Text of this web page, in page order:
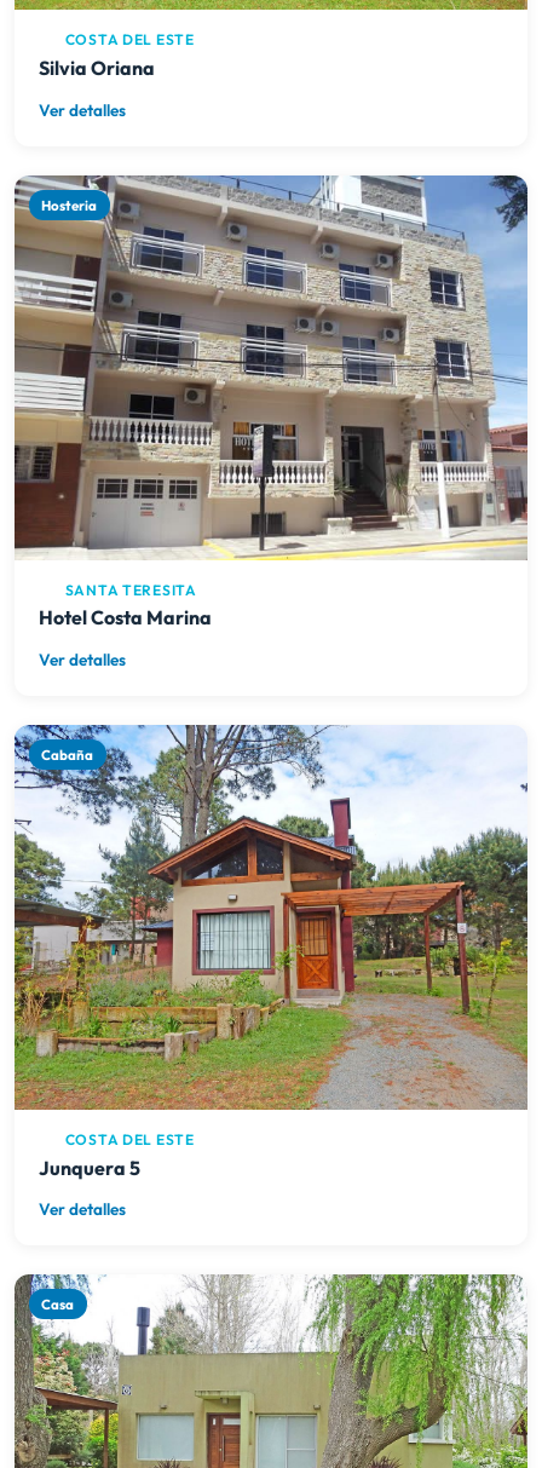
COSTA DEL ESTE
Silvia Oriana
Ver detalles
Hosteria
SANTA TERESITA
Hotel Costa Marina
Ver detalles
Cabaña
COSTA DEL ESTE
Junquera 5
Ver detalles
Casa